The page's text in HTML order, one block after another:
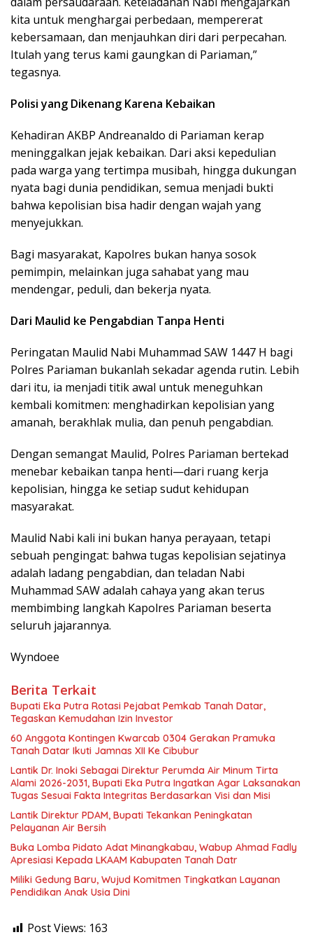
kita untuk menghargai perbedaan, mempererat
kebersamaan, dan menjauhkan diri dari perpecahan.
Itulah yang terus kami gaungkan di Pariaman,”
tegasnya.
Polisi yang Dikenang Karena Kebaikan
Kehadiran AKBP Andreanaldo di Pariaman kerap
meninggalkan jejak kebaikan. Dari aksi kepedulian
pada warga yang tertimpa musibah, hingga dukungan
nyata bagi dunia pendidikan, semua menjadi bukti
bahwa kepolisian bisa hadir dengan wajah yang
menyejukkan.
Bagi masyarakat, Kapolres bukan hanya sosok
pemimpin, melainkan juga sahabat yang mau
mendengar, peduli, dan bekerja nyata.
Dari Maulid ke Pengabdian Tanpa Henti
Peringatan Maulid Nabi Muhammad SAW 1447 H bagi
Polres Pariaman bukanlah sekadar agenda rutin. Lebih
dari itu, ia menjadi titik awal untuk meneguhkan
kembali komitmen: menghadirkan kepolisian yang
amanah, berakhlak mulia, dan penuh pengabdian.
Dengan semangat Maulid, Polres Pariaman bertekad
menebar kebaikan tanpa henti—dari ruang kerja
kepolisian, hingga ke setiap sudut kehidupan
masyarakat.
Maulid Nabi kali ini bukan hanya perayaan, tetapi
sebuah pengingat: bahwa tugas kepolisian sejatinya
adalah ladang pengabdian, dan teladan Nabi
Muhammad SAW adalah cahaya yang akan terus
membimbing langkah Kapolres Pariaman beserta
seluruh jajarannya.
Wyndoee
Berita Terkait
Bupati Eka Putra Rotasi Pejabat Pemkab Tanah Datar,
Tegaskan Kemudahan Izin Investor
60 Anggota Kontingen Kwarcab 0304 Gerakan Pramuka
Tanah Datar Ikuti Jamnas XII Ke Cibubur
Lantik Dr. Inoki Sebagai Direktur Perumda Air Minum Tirta
Alami 2026-2031, Bupati Eka Putra Ingatkan Agar Laksanakan
Tugas Sesuai Fakta Integritas Berdasarkan Visi dan Misi
Lantik Direktur PDAM, Bupati Tekankan Peningkatan
Pelayanan Air Bersih
Buka Lomba Pidato Adat Minangkabau, Wabup Ahmad Fadly
Apresiasi Kepada LKAAM Kabupaten Tanah Datr
Miliki Gedung Baru, Wujud Komitmen Tingkatkan Layanan
Pendidikan Anak Usia Dini
Post Views: 163